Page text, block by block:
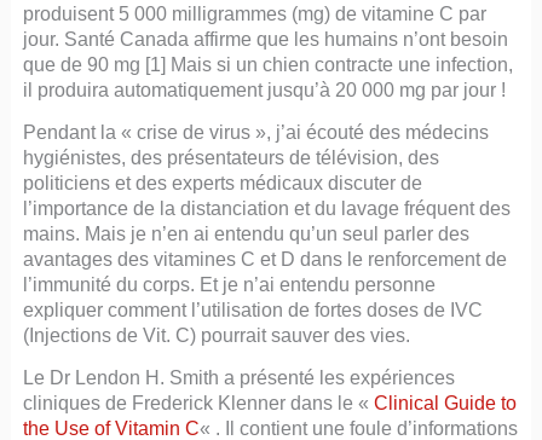
produisent 5 000 milligrammes (mg) de vitamine C par
jour. Santé Canada affirme que les humains n’ont besoin
que de 90 mg [1] Mais si un chien contracte une infection,
il produira automatiquement jusqu’à 20 000 mg par jour !
Pendant la « crise de virus », j’ai écouté des médecins
hygiénistes, des présentateurs de télévision, des
politiciens et des experts médicaux discuter de
l’importance de la distanciation et du lavage fréquent des
mains. Mais je n’en ai entendu qu’un seul parler des
avantages des vitamines C et D dans le renforcement de
l’immunité du corps. Et je n’ai entendu personne
expliquer comment l’utilisation de fortes doses de IVC
(Injections de Vit. C) pourrait sauver des vies.
Le Dr Lendon H. Smith a présenté les expériences
cliniques de Frederick Klenner dans le « Clinical Guide to
the Use of Vitamin C« . Il contient une foule d’informations